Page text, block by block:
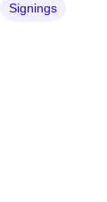
Signings